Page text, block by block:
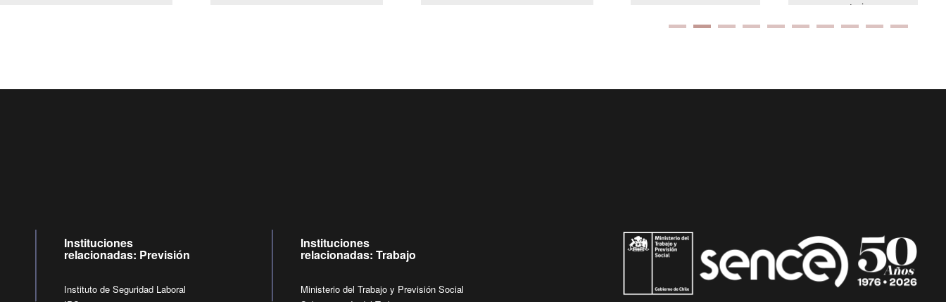
presuspuetarias
Instituciones
relacionadas: Previsión
Instituto de Seguridad Laboral
Instituciones
relacionadas: Trabajo
Ministerio del Trabajo y Previsión Social